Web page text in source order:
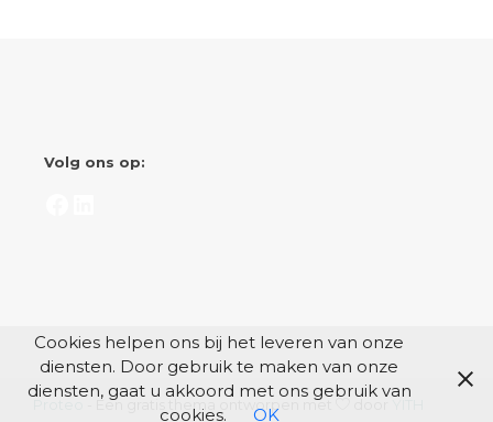
Volg ons op:
- Een gratis thema ontworpen met
Cookies helpen ons bij het leveren van onze
diensten. Door gebruik te maken van onze
diensten, gaat u akkoord met ons gebruik van
cookies.
OK